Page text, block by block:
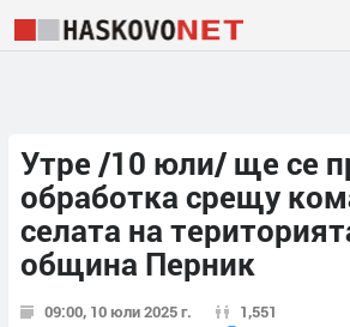
Утре /10 юли/ ще се
обработка срещу
селата на
община Перник
09:00, 10 юли 2025 г. 1,551